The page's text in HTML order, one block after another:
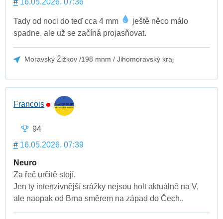
# 16.05.2026, 07:36
Tady od noci do teď cca 4 mm
ještě něco málo
spadne, ale už se začíná projasňovat.
Moravský Žižkov /198 mnm / Jihomoravský kraj
Francois
94
# 16.05.2026, 07:39
Neuro
Za řeč určitě stojí.
Jen ty intenzivnější srážky nejsou holt aktuálně na V,
ale naopak od Brna směrem na západ do Čech..